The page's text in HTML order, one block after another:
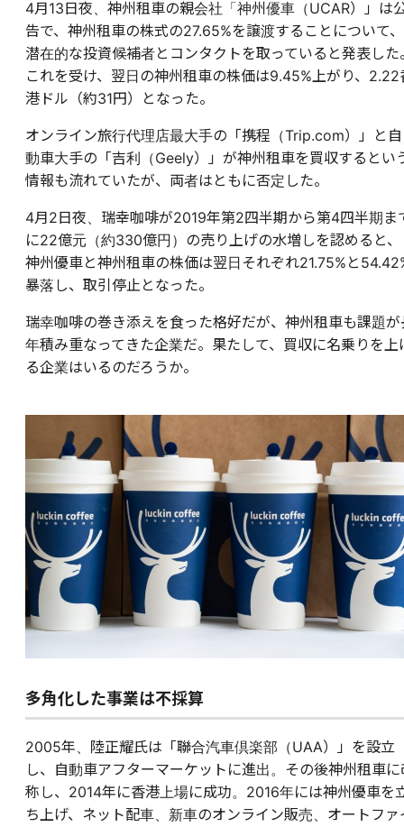
4月13日夜、神州租車の親会社「神州優車（UCAR）」は
告で、神州租車の株式の27.65%を譲渡することについて、
潜在的な投資候補者とコンタクトを取っていると発表した
これを受け、翌日の神州租車の株価は9.45%上がり、2.22
港ドル（約31円）となった。
オンライン旅行代理店最大手の「携程（Trip.com）」と自
動車大手の「吉利（Geely）」が神州租車を買収するとい
情報も流れていたが、両者はともに否定した。
4月2日夜、瑞幸咖啡が2019年第2四半期から第4四半期ま
に22億元（約330億円）の売り上げの水増しを認めると、
神州優車と神州租車の株価は翌日それぞれ21.75%と
暴落し、取引停止となった。
瑞幸咖啡の巻き添えを食った格好だが、神州租車も課題が
年積み重なってきた企業だ。果たして、買収に名乗りを上
る企業はいるのだろうか。
多角化した事業は不採算
2005年、陸正耀氏は「聯合汽車倶楽部（UAA）」を設立
し、自動車アフターマーケットに進出。その後神州租車に
称し、2014年に香港上場に成功。2016年には神州優車を
ち上げ、ネット配車、新車のオンライン販売、オートファ